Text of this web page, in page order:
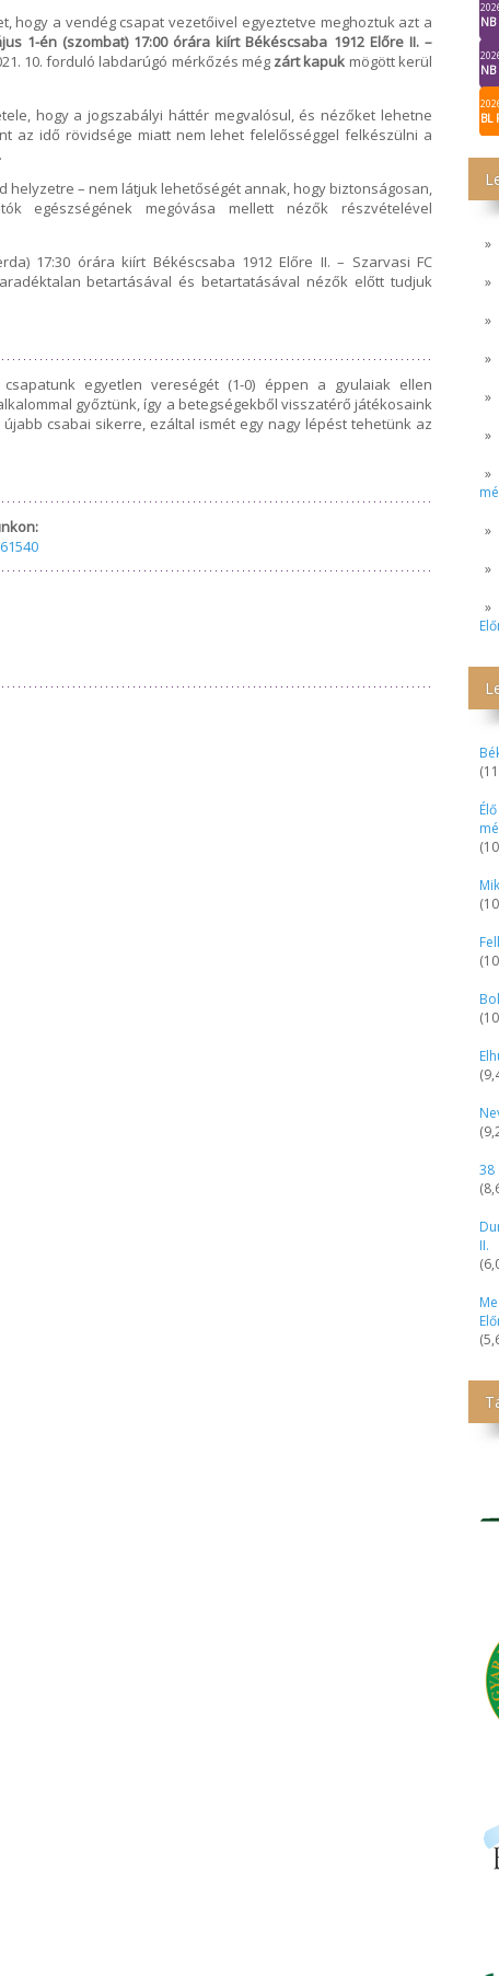
BL
38
II.
hogy a vendég csapat vezetőivel egyeztetve meghoztuk azt a
1-én (szombat) 17:00 órára kiírt Békéscsaba 1912 Előre II. –
10. forduló labdarúgó mérkőzés még zárt kapuk mögött kerül
hogy a jogszabályi háttér megvalósul, és nézőket lehetne
az idő rövidsége miatt nem lehet felelősséggel felkészülni a
helyzetre – nem látjuk lehetőségét annak, hogy biztonságosan,
egészségének megóvása mellett nézők részvételével
17:30 órára kiírt Békéscsaba 1912 Előre II. – Szarvasi FC
betartásával és betartatásával nézők előtt tudjuk
egyetlen vereségét (1-0) éppen a gyulaiak ellen
győztünk, így a betegségekből visszatérő játékosaink
csabai sikerre, ezáltal ismét egy nagy lépést tehetünk az